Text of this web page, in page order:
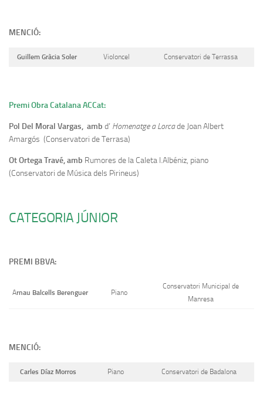
MENCIÓ:
Guillem Gràcia Soler Violoncel Conservatori de Terrassa
Premi Obra Catalana ACCat:
Pol Del Moral Vargas, amb d’ Homenatge a Lorcade Joan Albert
Amargós (Conservatori de Terrasa)
Ot Ortega Travé, amb Rumores de la Caleta I.Albéniz, piano
(Conservatori de Música dels Pirineus)
CATEGORIA JÚNIOR
PREMI BBVA:
Arnau Balcells Berenguer Piano
Conservatori Municipal de
Manresa
MENCIÓ:
Carles Díaz Morros Piano Conservatori de Badalona